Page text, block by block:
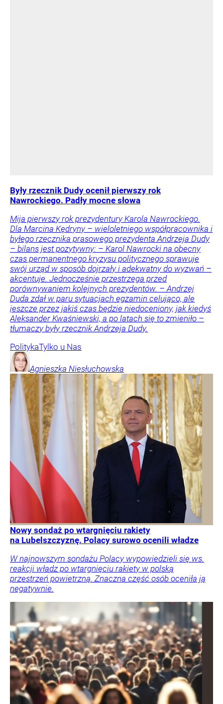
Były rzecznik Dudy ocenił pierwszy rok
Nawrockiego. Padły mocne słowa
Mija pierwszy rok prezydentury Karola Nawrockiego.
Dla Marcina Kędryny – wieloletniego współpracownika i
byłego rzecznika prasowego prezydenta Andrzeja Dudy
– bilans jest pozytywny: – Karol Nawrocki na obecny
czas permanentnego kryzysu politycznego sprawuje
swój urząd w sposób dojrzały i adekwatny do wyzwań –
akcentuje. Jednocześnie przestrzega przed
porównywaniem kolejnych prezydentów. – Andrzej
Duda zdał w paru sytuacjach egzamin celująco, ale
jeszcze przez jakiś czas będzie niedoceniony, jak kiedyś
Aleksander Kwaśniewski, a po latach się to zmieniło –
tłumaczy były rzecznik Andrzeja Dudy.
PolitykaTylko u Nas
Agnieszka Niesłuchowska
Nowy sondaż po wtargnięciu rakiety
na Lubelszczyznę. Polacy surowo ocenili władze
W najnowszym sondażu Polacy wypowiedzieli się ws.
reakcji władz po wtargnięciu rakiety w polską
przestrzeń powietrzną. Znaczna część osób oceniła ją
negatywnie.